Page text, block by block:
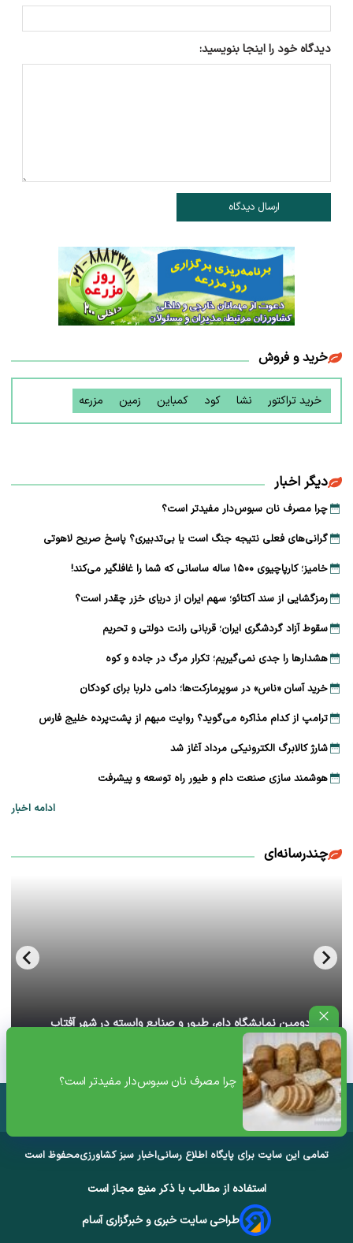
چرا مصرف نان سبوس‌دار مفیدتر است؟
دیدگاه خود را اینجا بنویسید:
ارسال دیدگاه
خرید و فروش
خرید تراکتور نشا کود کمباین زمین مزرعه
دیگر اخبار
چرا مصرف نان سبوس‌دار مفیدتر است؟
گرانی‌های فعلی نتیجه جنگ است یا بی‌تدبیری؟ پاسخ صریح لاهوتی
خامیز؛ کارپاچیوی ۱۵۰۰ ساله ساسانی که شما را غافلگیر می‌کند!
رمزگشایی از سند آکتائو؛ سهم ایران از دریای خزر چقدر است؟
سقوط آزاد گردشگری ایران؛ قربانی رانت دولتی و تحریم
هشدارها را جدی نمی‌گیریم؛ تکرار مرگ در جاده و کوه
خرید آسان «ناس» در سوپرمارکت‌ها؛ دامی دلربا برای کودکان
ترامپ از کدام مذاکره می‌گوید؟ روایت مبهم از پشت‌پرده خلیج فارس
شارژ کالابرگ الکترونیکی مرداد آغاز شد
هوشمند سازی صنعت دام و طیور راه توسعه و پیشرفت
ادامه اخبار
چندرسانه‌ای
آغاز دومین نمایشگاه دام، طیور و صنایع وابسته در شهر آفتاب
تهران+ ویدئو
تمامی این سایت برای پایگاه اطلاع رسانیاخبار سبز کشاورزیمحفوظ است
استفاده از مطالب با ذکر منبع مجاز است
طراحی سایت خبری و خبرگزاری آسام